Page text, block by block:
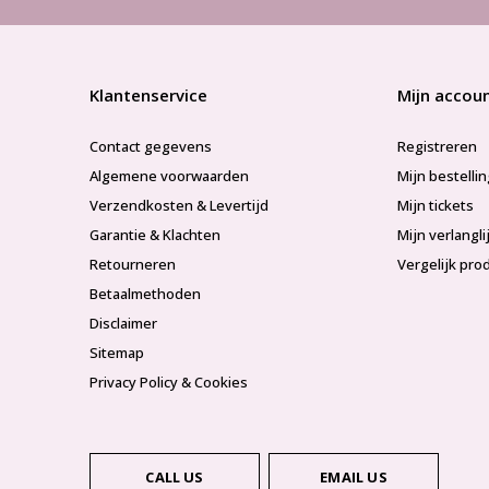
Klantenservice
Contact gegevens
Algemene voorwaarden
Verzendkosten & Levertijd
Garantie & Klachten
Retourneren
Betaalmethoden
Disclaimer
Sitemap
Privacy Policy & Cookies
Mijn
Registreren
Mijn
Mijn tickets
Mijn
Vergelijk
CALL US EMAIL US